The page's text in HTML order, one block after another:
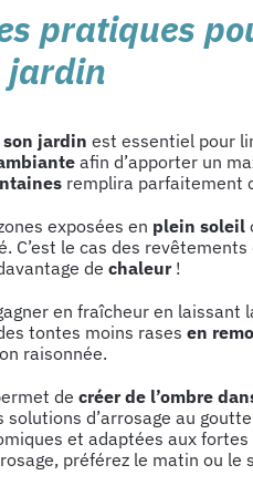
pratiques
jardin
son jardin est essentiel pour
afin d’apporter un
remplira parfaitement
exposées en plein soleil
C’est le cas des
de chaleur!
en fraîcheur en
tontes moins rases en
raisonnée.
de créer de l’ombre
solutions d’arrosage au
et adaptées aux
préférez le matin ou le